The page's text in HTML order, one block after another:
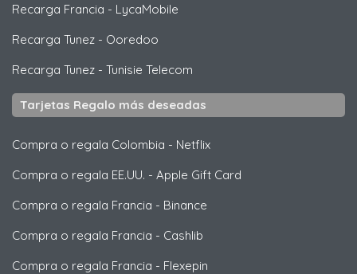
Recarga Francia - LycaMobile
Recarga Tunez - Ooredoo
Recarga Tunez - Tunisie Telecom
Tarjetas Regalo más deseadas
Compra o regala Colombia - Netflix
Compra o regala EE.UU. - Apple Gift Card
Compra o regala Francia - Binance
Compra o regala Francia - Cashlib
Compra o regala Francia - Flexepin